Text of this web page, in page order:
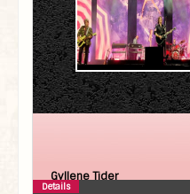
Gyllene Tider
Details